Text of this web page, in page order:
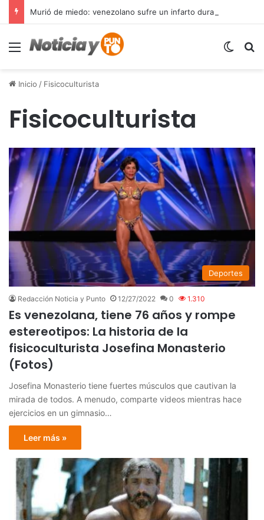
Menú
Inicio / Fisicoculturista
Fisicoculturista
Deportes
Redacción Noticia y Punto 12/27/2022 0 1.310
Es venezolana, tiene 76 años y rompe
estereotipos: La historia de la
fisicoculturista Josefina Monasterio
(Fotos)
Josefina Monasterio tiene fuertes músculos que cautivan la
mirada de todos. A menudo, comparte videos mientras hace
ejercicios en un gimnasio…
Leer más »